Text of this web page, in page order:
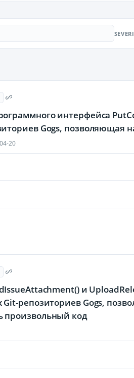
интерфейса
Gogs,
20
и
репозиториев Gogs,
произвольный код